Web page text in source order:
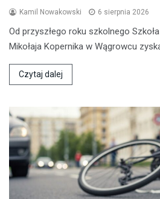
Kamil Nowakowski 6 sierpnia 2026
Od przyszłego roku szkolnego
Mikołaja Kopernika w Wągrowcu
Czytaj dalej